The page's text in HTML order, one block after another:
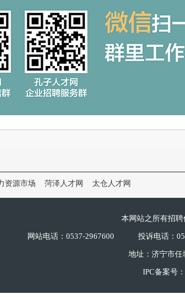
资源市场 菏泽人才网 太仓人才网
本网站之所有招
网站电话：0537-2967600
投诉电话：
地址：济宁市任
IPC备案号